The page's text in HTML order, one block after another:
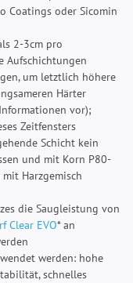
Coatings oder Sicomin
2-3cm pro
Aufschichtungen
um letztlich höhere
Härter
vor);
Zeitfensters
Schicht kein
und mit Korn P80-
Harzgemisch
die Saugleistung von
Clear EVO* an
werden: hohe
schnelles